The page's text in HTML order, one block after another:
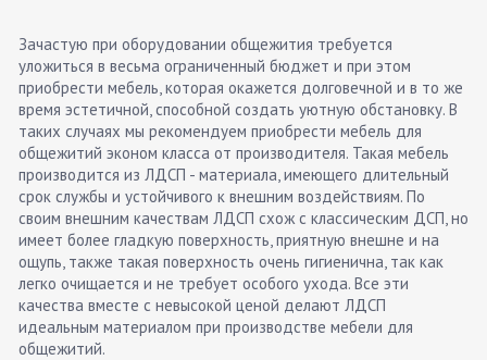
Зачастую при оборудовании общежития требуется
уложиться в весьма ограниченный бюджет и при этом
приобрести мебель, которая окажется долговечной и в то же
время эстетичной, способной создать уютную обстановку. В
таких случаях мы рекомендуем приобрести мебель для
общежитий эконом класса от производителя. Такая мебель
производится из ЛДСП - материала, имеющего длительный
срок службы и устойчивого к внешним воздействиям. По
своим внешним качествам ЛДСП схож с классическим ДСП, но
имеет более гладкую поверхность, приятную внешне и на
ощупь, также такая поверхность очень гигиенична, так как
легко очищается и не требует особого ухода. Все эти
качества вместе с невысокой ценой делают ЛДСП
идеальным материалом при производстве мебели для
общежитий.